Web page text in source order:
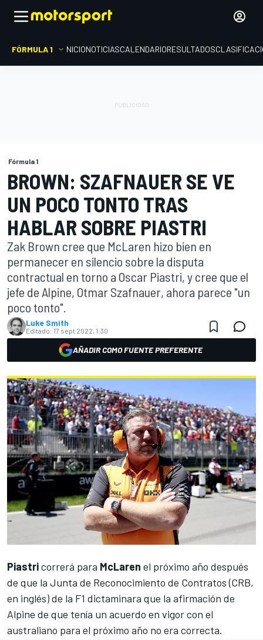
FÓRMULA 1 INICIONOTICIASCALENDARIORESULTADOS
Fórmula 1
BROWN: SZAFNAUER SE VE
UN POCO TONTO TRAS
HABLAR SOBRE PIASTRI
Zak Brown cree que McLaren hizo bien en
permanecer en silencio sobre la disputa
contractual en torno a Oscar Piastri, y cree que el
jefe de Alpine, Otmar Szafnauer, ahora parece "un
poco tonto".
Luke Smith
Editado: 17 sept 2022, 1:30
AÑADIR COMO FUENTE PREFERENTE
Piastricorrerá para McLaren el próximo año después
de que la Junta de Reconocimiento de Contratos (CRB,
en inglés) de la F1 dictaminara que la afirmación de
Alpine de que tenía un acuerdo en vigor con el
australiano para el próximo año no era correcta.